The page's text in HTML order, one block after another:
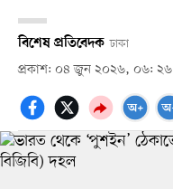
বিশেষ প্রতিবেদক ঢাকা
প্রকাশ: ০৪ জুন ২০২৬, ০৬: ২৬